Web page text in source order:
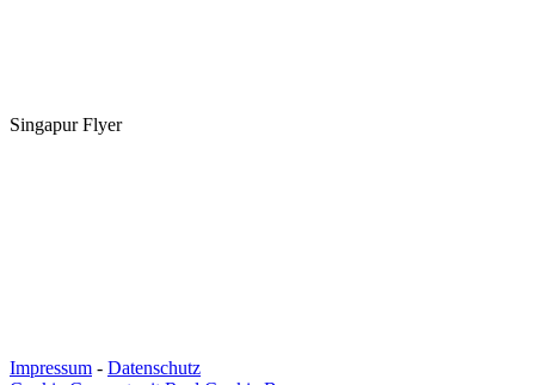
Singapur Flyer
Impressum - Datenschutz